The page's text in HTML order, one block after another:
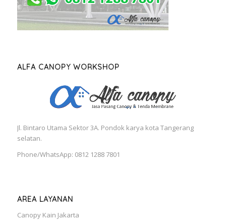
ALFA CANOPY WORKSHOP
Jl. Bintaro Utama Sektor 3A. Pondok karya kota Tangerang
selatan.
Phone/WhatsApp: 0812 1288 7801
AREA LAYANAN
Canopy Kain Jakarta